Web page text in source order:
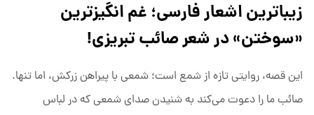
زیباترین اشعار فارسی؛ غم انگیزترین
«سوختن» در شعر صائب تبریزی!
این قصه، روایتی تازه از شمع است؛ شمعی با پیراهن زرکش، اما تنها.
صائب ما را دعوت می‌کند به شنیدن صدای شمعی که در لباس